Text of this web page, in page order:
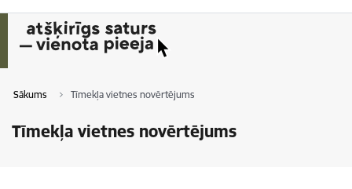
Sākums Tīmekļa vietnes novērtējums
Tīmekļa vietnes novērtējums